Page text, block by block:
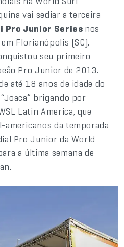
vai sediar a terceira
Pro Junior Series nos
Florianópolis (SC),
seu primeiro
Pro Junior de 2013.
até 18 anos de idade do
brigando por
Latin America, que
americanos da temporada
Pro Junior da World
a última semana de